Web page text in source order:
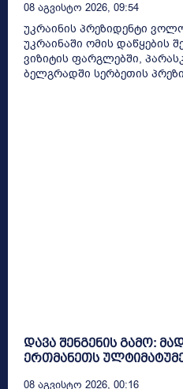
08 Აგვისტო 2026, 09:54
უკრაინის პრეზიდენტი
უკრაინაში ომის დაწყების
ვიზიტის ფარგლებში,
ბელგრადში სერბეთის
დავა შენგენის გამო:
ერთმანეთს
08 Აგვისტო 2026, 00:16